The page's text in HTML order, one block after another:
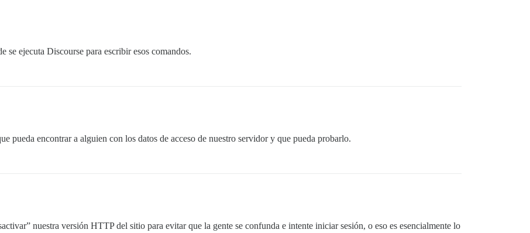
se ejecuta Discourse para escribir esos comandos.
pueda encontrar a alguien con los datos de acceso de nuestro servidor y que pueda probarlo.
nuestra versión HTTP del sitio para evitar que la gente se confunda e intente iniciar sesión, o eso es esencialmente lo